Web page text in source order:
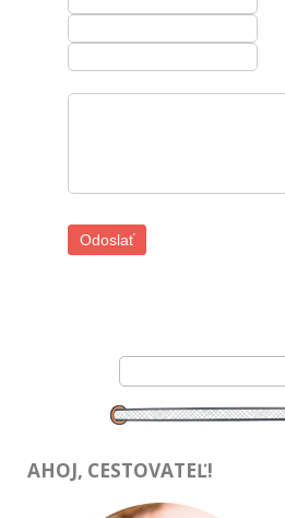
AHOJ, CESTOVATEĽ!